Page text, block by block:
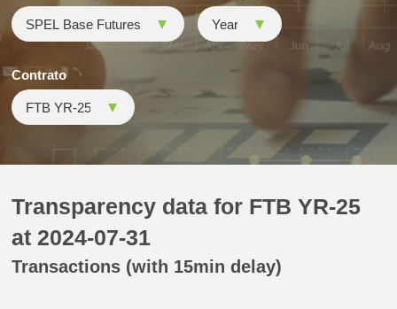
Contrato
Transparency data for FTB YR-25
at 2024-07-31
Transactions (with 15min delay)